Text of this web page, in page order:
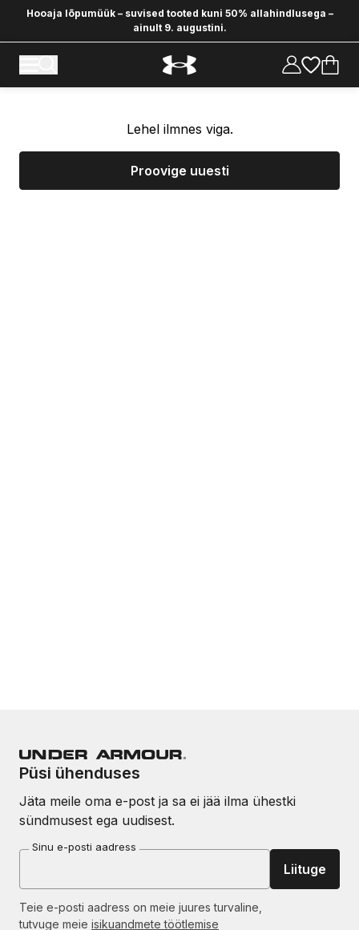
Hooaja lõpumüük – suvised tooted kuni 50% allahindlusega –
ainult 9. augustini.
Lehel ilmnes viga.
Proovige uuesti
Püsi ühenduses
Jäta meile oma e-post ja sa ei jää ilma ühestki
sündmusest ega uudisest.
Sinu e-posti aadress
Liituge
Teie e-posti aadress on meie juures turvaline,
tutvuge meie isikuandmete töötlemise